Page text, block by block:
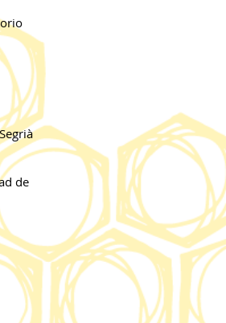
de